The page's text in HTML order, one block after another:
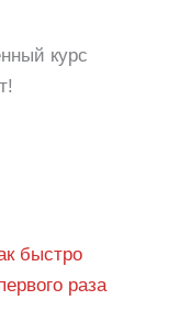
курс
быстро
раза